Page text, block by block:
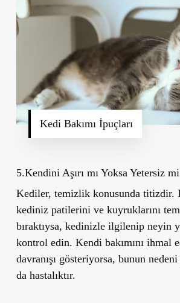
Kedi Bakımı İpuçları
5.Kendini Aşırı mı Yoksa Yetersiz
Kediler, temizlik konusunda titizdir.
kediniz patilerini ve kuyruklarını
bıraktıysa, kedinizle ilgilenip neyin
kontrol edin. Kendi bakımını ihmal
davranışı gösteriyorsa, bunun
da hastalıktır.